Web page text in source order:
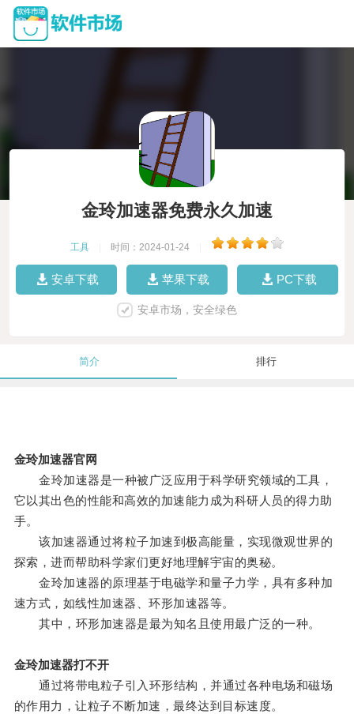
金玲加速器免费永久加速
工具 时间：2024-01-24
安卓下载 苹果下载 PC下载
安卓市场，安全绿色
简介 排行
金玲加速器官网
金玲加速器是一种被广泛应用于科学研究领域的工具，
它以其出色的性能和高效的加速能力成为科研人员的得力助
手。
该加速器通过将粒子加速到极高能量，实现微观世界的
探索，进而帮助科学家们更好地理解宇宙的奥秘。
金玲加速器的原理基于电磁学和量子力学，具有多种加
速方式，如线性加速器、环形加速器等。
其中，环形加速器是最为知名且使用最广泛的一种。
金玲加速器打不开
通过将带电粒子引入环形结构，并通过各种电场和磁场
的作用力，让粒子不断加速，最终达到目标速度。